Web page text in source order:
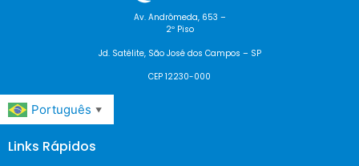
Av. Andrômeda, 653 –
2º Piso
Jd. Satélite, São José dos Campos – SP
CEP 12230-000
Português ▼
Links Rápidos